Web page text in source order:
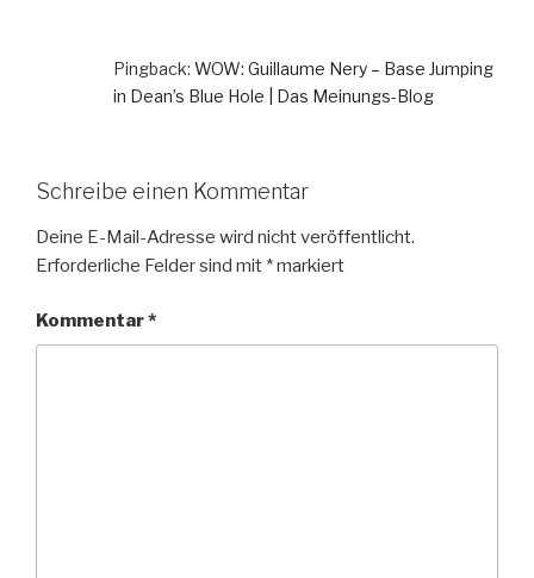
Pingback: WOW: Guillaume Nery – Base Jumping
in Dean’s Blue Hole | Das Meinungs-Blog
Schreibe einen Kommentar
Deine E-Mail-Adresse wird nicht veröffentlicht.
Erforderliche Felder sind mit *markiert
Kommentar*